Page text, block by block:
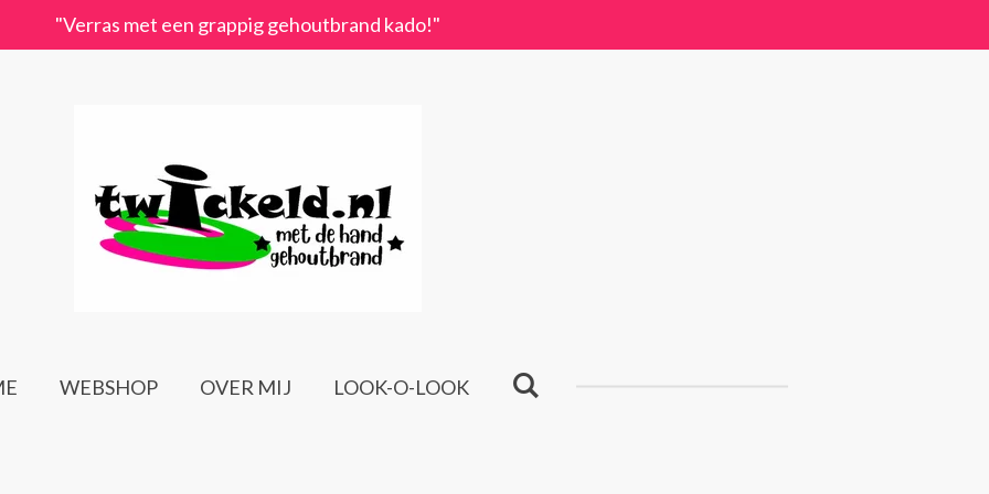
"Verras met een grappig gehoutbrand kado!"
WEBSHOP OVER MIJ LOOK-O-LOOK